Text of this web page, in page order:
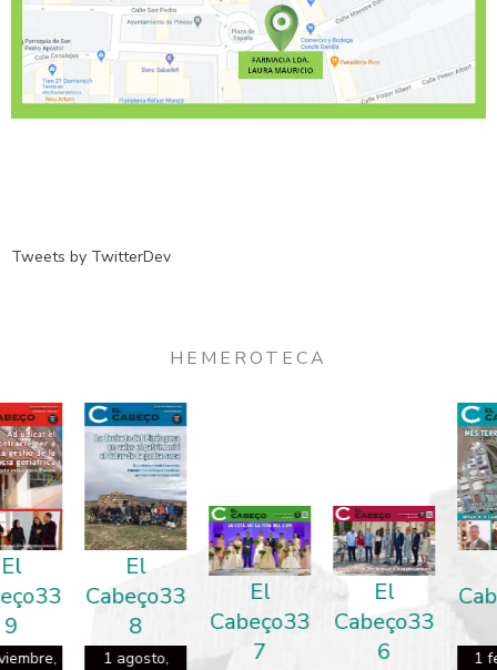
Tweets by TwitterDev
HEMEROTECA
Cabeço33
1 agosto,
El
Cabeço33
7
Cabeço33
El
Cabeço33
5